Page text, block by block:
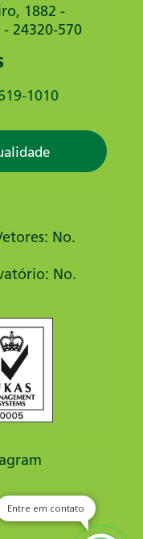
1882 -
24320-570
1010
No.
No.
Entre em contato